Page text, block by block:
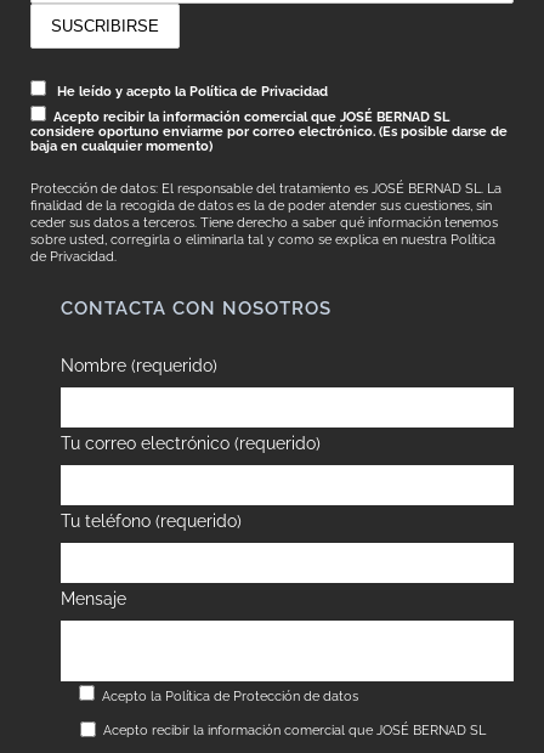
He leído y acepto la Política de Privacidad
Acepto recibir la información comercial que JOSÉ BERNAD SL
considere oportuno enviarme por correo electrónico. (Es posible darse de
baja en cualquier momento)
Protección de datos: El responsable del tratamiento es JOSÉ BERNAD SL. La
finalidad de la recogida de datos es la de poder atender sus cuestiones, sin
ceder sus datos a terceros. Tiene derecho a saber qué información tenemos
sobre usted, corregirla o eliminarla tal y como se explica en nuestra Política
de Privacidad.
CONTACTA CON NOSOTROS
Nombre (requerido)
Tu correo electrónico (requerido)
Tu teléfono (requerido)
Mensaje
Acepto la Política de Protección de datos
Acepto recibir la información comercial que JOSÉ BERNAD SL